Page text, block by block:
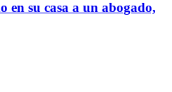
en su casa a un abogado,